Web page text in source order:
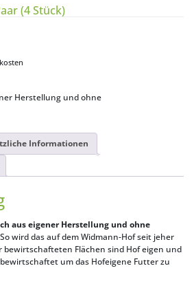
(4 Stück)
Herstellung und ohne
Informationen
aus eigener Herstellung und ohne
wird das auf dem Widmann-Hof seit jeher
bewirtschafteten Flächen sind Hof eigen und
um das Hofeigene Futter zu